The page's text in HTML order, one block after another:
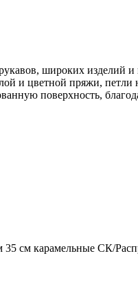
широких изделий и
и цветной пряжи,
поверхность,
см карамельные СК/